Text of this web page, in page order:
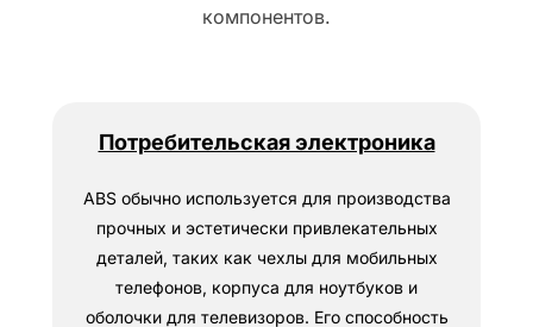
компонентов.
Потребительская электроника
ABS обычно используется для производства
прочных и эстетически привлекательных
деталей, таких как чехлы для мобильных
телефонов, корпуса для ноутбуков и
оболочки для телевизоров. Его способность